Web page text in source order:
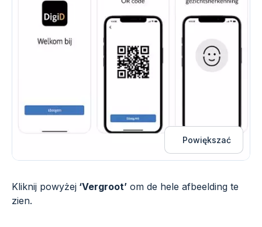
Powiększać
Kliknij powyżej ‘Vergroot’ om de hele afbeelding te
zien.